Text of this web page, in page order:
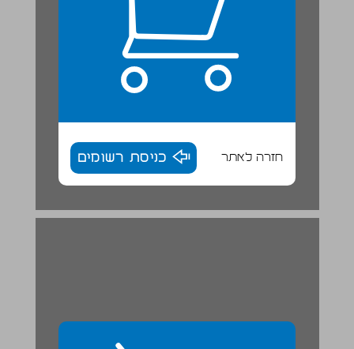
חזרה לאתר כניסת רשומים